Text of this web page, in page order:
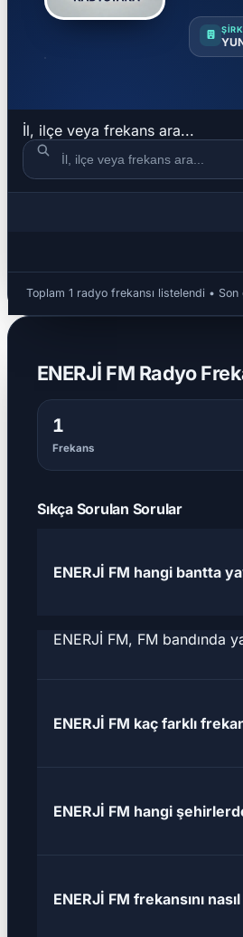
İl, ilçe veya frekans ara...
Toplam 1 radyo frekansı listelendi • Son
ENERJİ FM Radyo
1
Frekans
Sıkça Sorulan Sorular
ENERJİ FM hangi bantta
ENERJİ FM, FM bandında
ENERJİ FM kaç farklı
ENERJİ FM hangi
ENERJİ FM frekansını